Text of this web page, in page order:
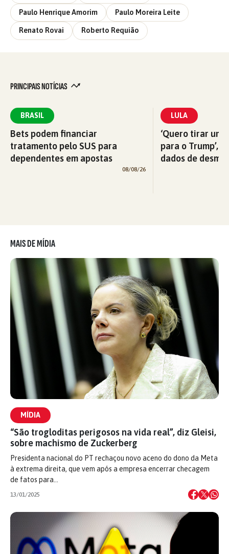
Paulo Henrique Amorim Paulo Moreira Leite
Renato Rovai Roberto Requião
PRINCIPAIS NOTÍCIAS
BRASIL
Bets podem financiar
tratamento pelo SUS para
dependentes em apostas
08/08/26
LULA
‘Quero tirar
para o Trump’,
dados de
MAIS DE MÍDIA
MÍDIA
“São trogloditas perigosos na vida real”, diz Gleisi,
sobre machismo de Zuckerberg
Presidenta nacional do PT rechaçou novo aceno do dono da Meta
à extrema direita, que vem após a empresa encerrar checagem
de fatos para…
13/01/2025